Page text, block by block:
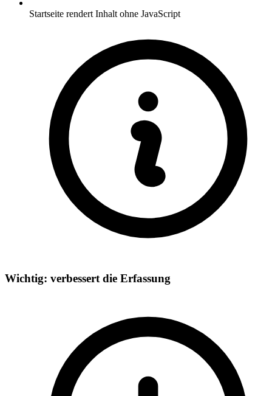
Startseite rendert Inhalt ohne JavaScript
Wichtig: verbessert die Erfassung